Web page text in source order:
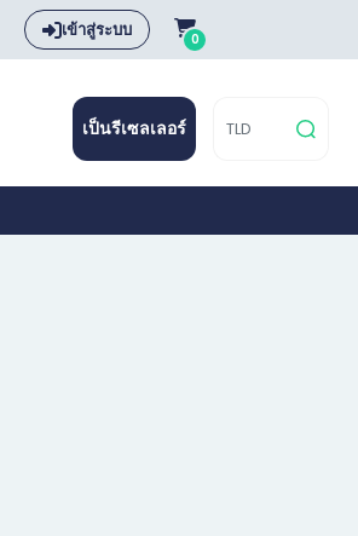
เข้าสู่ระบบ 0
เป็นรีเซลเลอร์